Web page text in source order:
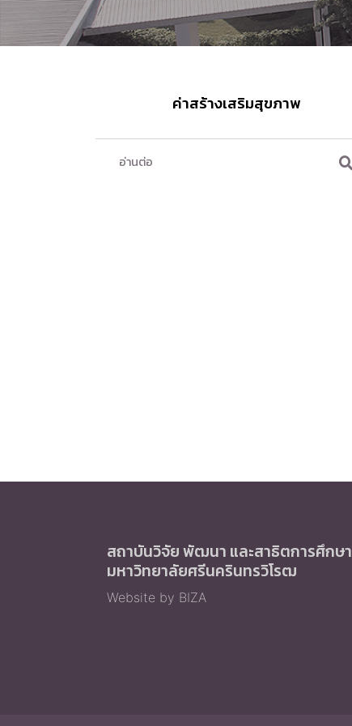
ค่าสร้างเสริมสุขภาพ
อ่านต่อ
สถาบันวิจัย พัฒนา และสาธิตการศึกษา
มหาวิทยาลัยศรีนครินทรวิโรฒ
Website by BIZA